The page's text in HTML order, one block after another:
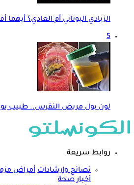
الزبادي اليوناني أم العادي؟
5
لون بول مريض النقرس.. طبيب
روابط سريعة
نصائح وارشادات أمراض
أخبار صحة